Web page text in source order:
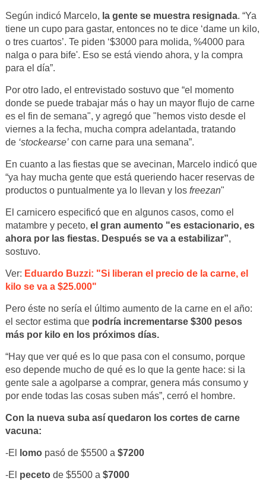
Según indicó Marcelo, la gente se muestra resignada. “Ya
tiene un cupo para gastar, entonces no te dice ‘dame un kilo,
o tres cuartos’. Te piden ‘$3000 para molida, %4000 para
nalga o para bife'. Eso se está viendo ahora, y la compra
para el día”.
Por otro lado, el entrevistado sostuvo que “el momento
donde se puede trabajar más o hay un mayor flujo de carne
es el fin de semana", y agregó que "hemos visto desde el
viernes a la fecha, mucha compra adelantada, tratando
de ‘stockearse’con carne para una semana”.
En cuanto a las fiestas que se avecinan, Marcelo indicó que
“ya hay mucha gente que está queriendo hacer reservas de
productos o puntualmente ya lo llevan y los freezan"
El carnicero especificó que en algunos casos, como el
matambre y peceto, el gran aumento "es estacionario, es
ahora por las fiestas. Después se va a estabilizar”,
sostuvo.
Ver: Eduardo Buzzi: "Si liberan el precio de la carne, el
kilo se va a $25.000"
Pero éste no sería el último aumento de la carne en el año:
el sector estima que podría incrementarse $300 pesos
más por kilo en los próximos días.
“Hay que ver qué es lo que pasa con el consumo, porque
eso depende mucho de qué es lo que la gente hace: si la
gente sale a agolparse a comprar, genera más consumo y
por ende todas las cosas suben más”, cerró el hombre.
Con la nueva suba así quedaron los cortes de carne
vacuna:
-El lomopasó de $5500 a $7200
-El pecetode $5500 a $7000